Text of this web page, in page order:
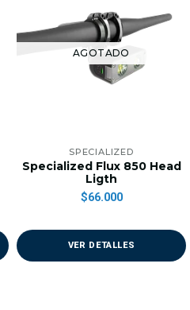
AGOTADO
SPECIALIZED
Specialized Flux 850 Head
Ligth
$66.000
VER DETALLES